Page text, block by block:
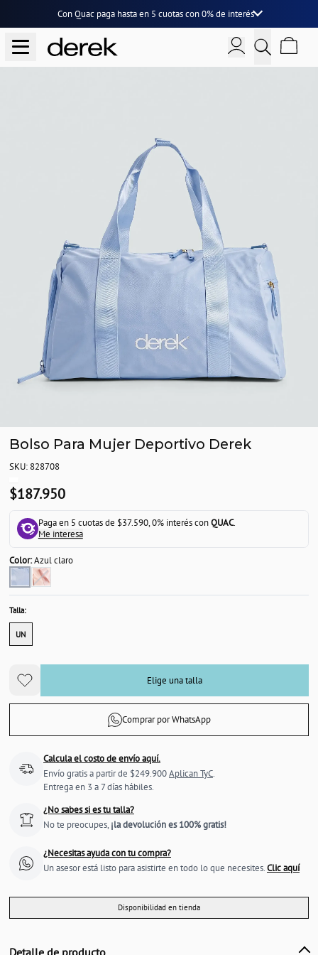
Con Quac paga hasta en 5 cuotascon0% de interés
Bolso Para Mujer Deportivo Derek
SKU: 828708
$187.950
Paga en 5 cuotas de $37.590, 0% interés conQUAC.
Me interesa
Color:Azul claro
Talla:
UN
Elige una talla
Comprar por WhatsApp
Calcula el costo de envío aquí.
Envío gratis a partir de $249.900Aplican TyC.
Entrega en 3 a 7 días hábiles.
¿No sabes si es tu talla?
No te preocupes, ¡la devolución es 100% gratis!
¿Necesitas ayuda con tu compra?
Un asesor está listo para asistirte en todo lo que necesites.Clic aquí
Disponibilidad en tienda
Detalle de producto